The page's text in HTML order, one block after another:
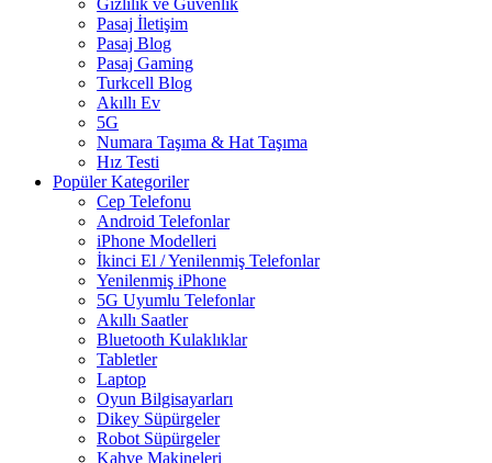
Gizlilik ve Güvenlik
Pasaj İletişim
Pasaj Blog
Pasaj Gaming
Turkcell Blog
Akıllı Ev
5G
Numara Taşıma & Hat Taşıma
Hız Testi
Popüler Kategoriler
Cep Telefonu
Android Telefonlar
iPhone Modelleri
İkinci El / Yenilenmiş Telefonlar
Yenilenmiş iPhone
5G Uyumlu Telefonlar
Akıllı Saatler
Bluetooth Kulaklıklar
Tabletler
Laptop
Oyun Bilgisayarları
Dikey Süpürgeler
Robot Süpürgeler
Kahve Makineleri